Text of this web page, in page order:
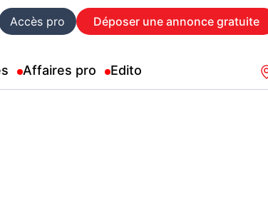
Accès pro Déposer une annonce gratuite
Affaires pro Edito